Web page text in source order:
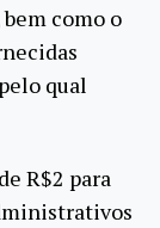
como o
qual
R$2 para